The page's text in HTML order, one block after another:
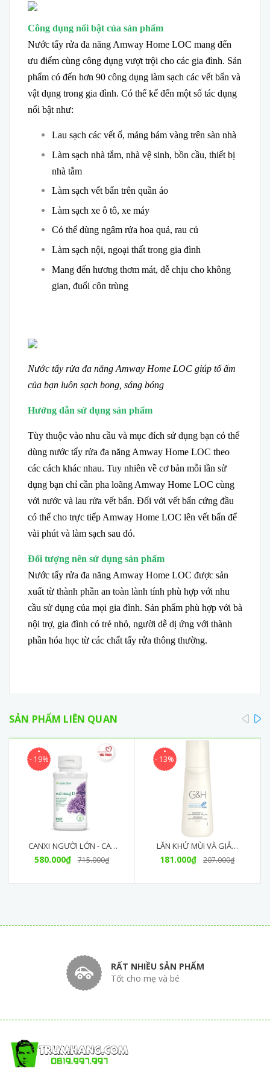
Công dụng nổi bật của sản phẩm
Nước tẩy rửa đa năng Amway Home LOC mang đến
ưu điểm cùng công dụng vượt trội cho các gia đình. Sản
phẩm có đến hơn 90 công dụng làm sạch các vết bẩn và
vật dụng trong gia đình. Có thể kể đến một số tác dụng
nổi bật như:
Lau sạch các vết ố, mảng bám vàng trên sàn nhà
Làm sạch nhà tắm, nhà vệ sinh, bồn cầu, thiết bị
nhà tắm
Làm sạch vết bẩn trên quần áo
Làm sạch xe ô tô, xe máy
Có thể dùng ngâm rửa hoa quả, rau củ
Làm sạch nội, ngoại thất trong gia đình
Mang đến hương thơm mát, dễ chịu cho không
gian, đuổi côn trùng
Nước tẩy rửa đa năng Amway Home LOC giúp tổ ấm
của bạn luôn sạch bong, sáng bóng
Hướng dẫn sử dụng sản phẩm
Tùy thuộc vào nhu cầu và mục đích sử dụng bạn có thể
dùng nước tẩy rửa đa năng Amway Home LOC theo
các cách khác nhau. Tuy nhiên về cơ bản mỗi lần sử
dụng bạn chỉ cần pha loãng Amway Home LOC cùng
với nước và lau rửa vết bẩn. Đối với vết bẩn cứng đầu
có thể cho trực tiếp Amway Home LOC lên vết bẩn để
vài phút và làm sạch sau đó.
Đối tượng nên sử dụng sản phẩm
Nước tẩy rửa đa năng Amway Home LOC được sản
xuất từ thành phần an toàn lành tính phù hợp với nhu
cầu sử dụng của mọi gia đình. Sản phẩm phù hợp với bà
nội trợ, gia đình có trẻ nhỏ, người dễ dị ứng với thành
phần hóa học từ các chất tẩy rửa thông thường.
SẢN PHẨM LIÊN QUAN
- 19%
CANXI NGƯỜI LỚN - CAL
MAG D 180 VIÊN (MỚI)
580.000₫ 715.000₫
- 13%
LĂN KHỬ MÙI VÀ GIẢM
TIẾT MỒ HÔI G&H
181.000₫ 207.000₫
RẤT NHIỀU SẢN PHẨM
Tốt cho mẹ và bé